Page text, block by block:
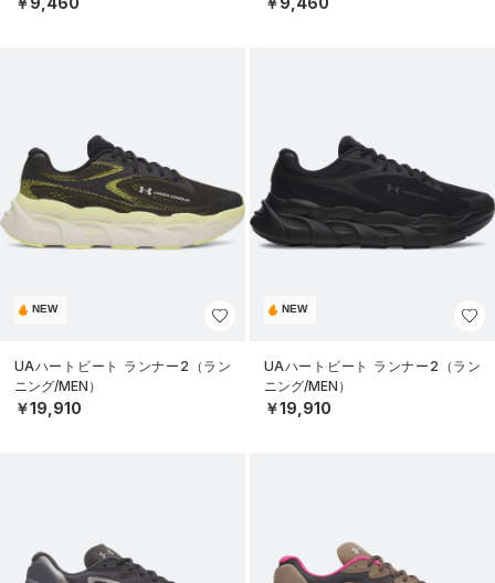
NEW
UAハートビート ランナー2（ラン
ニング/MEN）
￥19,910
NEW
UAハートビート ランナー2（ラン
ニング/MEN）
￥19,910